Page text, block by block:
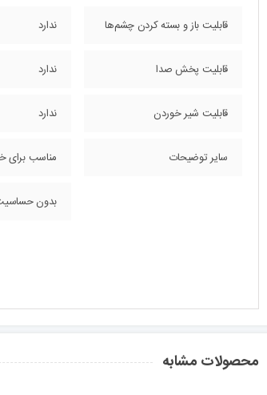
قابلیت باز و بسته کردن چشم‌ها ندارد
قابلیت پخش صدا ندارد
قابلیت شیر خوردن ندارد
سایر توضیحات مناسب برای
بدون
محصولات مشابه